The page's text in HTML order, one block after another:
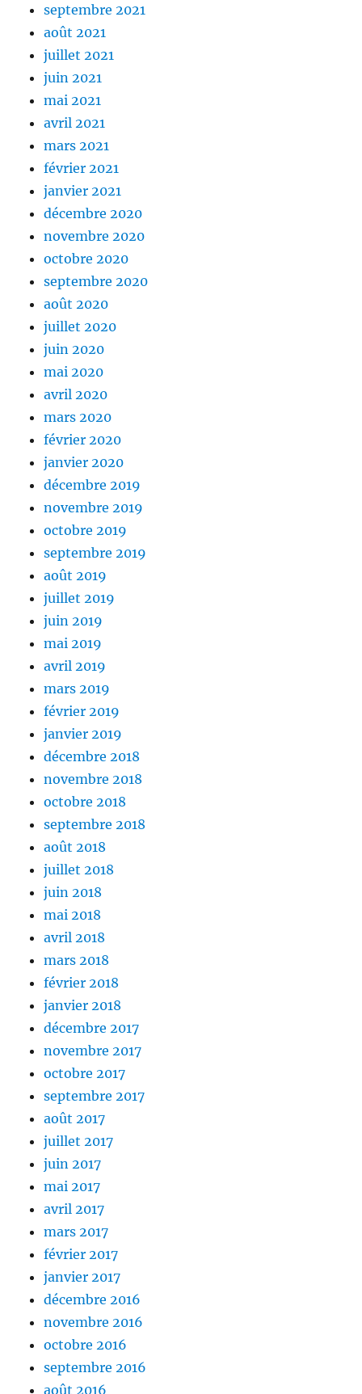
septembre 2021
août 2021
juillet 2021
juin 2021
mai 2021
avril 2021
mars 2021
février 2021
janvier 2021
décembre 2020
novembre 2020
octobre 2020
septembre 2020
août 2020
juillet 2020
juin 2020
mai 2020
avril 2020
mars 2020
février 2020
janvier 2020
décembre 2019
novembre 2019
octobre 2019
septembre 2019
août 2019
juillet 2019
juin 2019
mai 2019
avril 2019
mars 2019
février 2019
janvier 2019
décembre 2018
novembre 2018
octobre 2018
septembre 2018
août 2018
juillet 2018
juin 2018
mai 2018
avril 2018
mars 2018
février 2018
janvier 2018
décembre 2017
novembre 2017
octobre 2017
septembre 2017
août 2017
juillet 2017
juin 2017
mai 2017
avril 2017
mars 2017
février 2017
janvier 2017
décembre 2016
novembre 2016
octobre 2016
septembre 2016
août 2016